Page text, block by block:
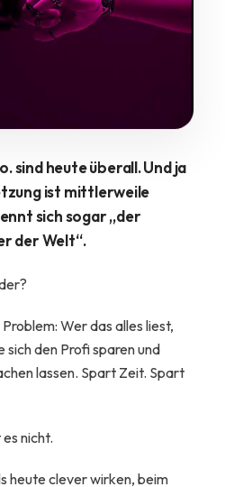
sind heute überall. Und ja
ist mittlerweile
sich sogar „der
der Welt“.
Wer das alles liest,
sich den Profi sparen und
lassen. Spart Zeit. Spart
nicht.
heute clever wirken, beim